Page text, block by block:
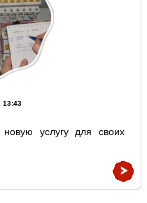
13:43
новую услугу для своих